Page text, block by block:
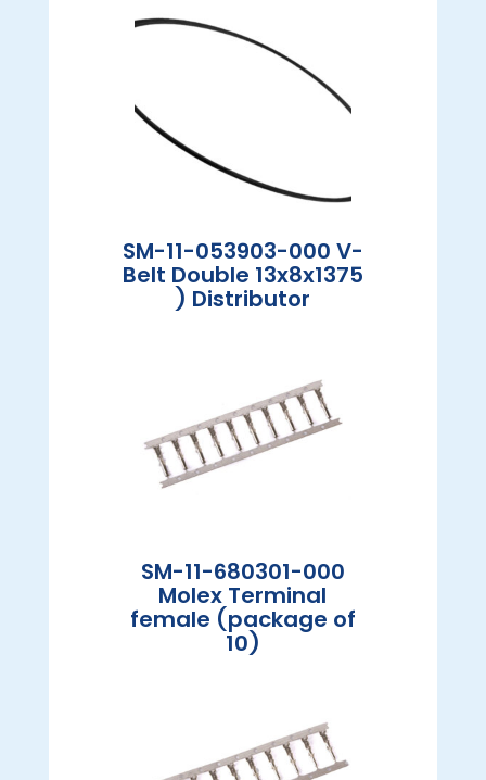
SM-11-053903-000 V-
Belt Double 13x8x1375
) Distributor
SM-11-680301-000
Molex Terminal
female (package of
10)